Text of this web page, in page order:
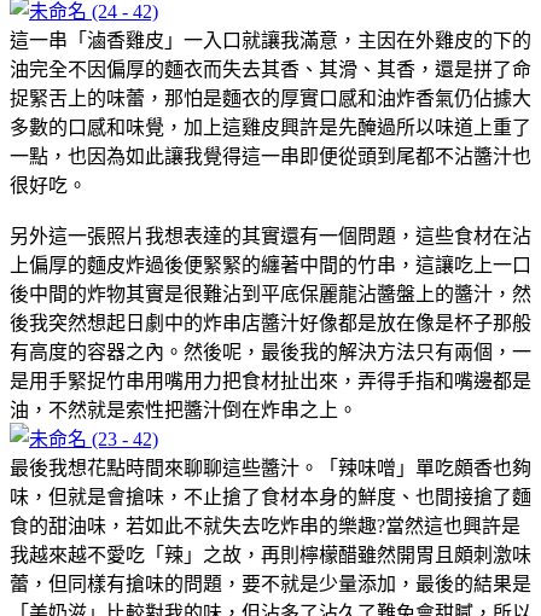
這一串「滷香雞皮」一入口就讓我滿意，主因在外雞皮的下的
油完全不因偏厚的麵衣而失去其香、其滑、其香，還是拼了命
捉緊舌上的味蕾，那怕是麵衣的厚實口感和油炸香氣仍佔據大
多數的口感和味覺，加上這雞皮興許是先醃過所以味道上重了
一點，也因為如此讓我覺得這一串即便從頭到尾都不沾醬汁也
很好吃。
另外這一張照片我想表達的其實還有一個問題，這些食材在沾
上偏厚的麵皮炸過後便緊緊的纏著中間的竹串，這讓吃上一口
後中間的炸物其實是很難沾到平底保麗龍沾醬盤上的醬汁，然
後我突然想起日劇中的炸串店醬汁好像都是放在像是杯子那般
有高度的容器之內。然後呢，最後我的解決方法只有兩個，一
是用手緊捉竹串用嘴用力把食材扯出來，弄得手指和嘴邊都是
油，不然就是索性把醬汁倒在炸串之上。
最後我想花點時間來聊聊這些醬汁。「辣味噌」單吃頗香也夠
味，但就是會搶味，不止搶了食材本身的鮮度、也間接搶了麵
食的甜油味，若如此不就失去吃炸串的樂趣?當然這也興許是
我越來越不愛吃「辣」之故，再則檸檬醋雖然開胃且頗刺激味
蕾，但同樣有搶味的問題，要不就是少量添加，最後的結果是